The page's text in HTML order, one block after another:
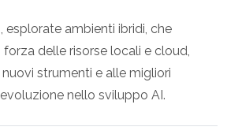
esplorate ambienti ibridi, che
delle risorse locali e cloud,
strumenti e alle migliori
nello sviluppo AI.